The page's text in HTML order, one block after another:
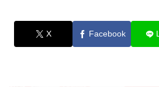
X Facebook